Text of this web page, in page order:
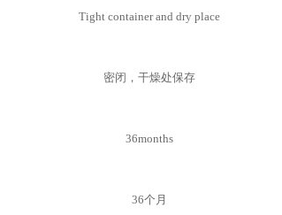
Tight container and dry place
密闭，干燥处保存
36months
36个月